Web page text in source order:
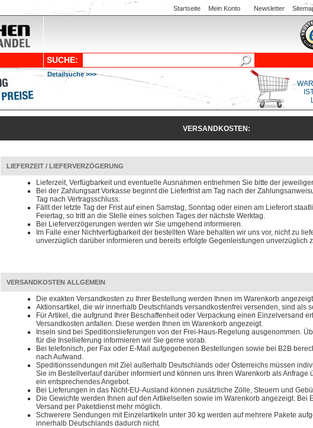
Startseite Mein Konto Newsletter
SUCHE:
Detailsuche >>>
VERSANDKOSTEN:
LIEFERZEIT / LIEFERVERZÖGERUNG
Lieferzeit, Verfügbarkeit und eventuelle Ausnahmen entnehmen Sie bitte der
Bei der Zahlungsart Vorkasse beginnt die Lieferfrist am Tag nach der
Tag nach Vertragsschluss.
Fällt der letzte Tag der Frist auf einen Samstag, Sonntag oder einen am Lieferort
Feiertag, so tritt an die Stelle eines solchen Tages der nächste Werktag.
Bei Lieferverzögerungen werden wir Sie umgehend informieren.
Im Falle einer Nichtverfügbarkeit der bestellten Ware behalten wir uns vor, nicht zu
unverzüglich darüber informieren und bereits erfolgte Gegenleistungen unverzüglich
VERSANDKOSTEN ALLGEMEIN
Die exakten Versandkosten zu Ihrer Bestellung werden Ihnen im Warenkorb
Aktionsartikel, die wir innerhalb Deutschlands versandkostenfrei versenden, sind als
Für Artikel, die aufgrund Ihrer Beschaffenheit oder Verpackung einen Einzelversand
Versandkosten anfallen. Diese werden Ihnen im Warenkorb angezeigt.
Inseln sind bei Speditionslieferungen von der Frei-Haus-Regelung ausgenommen.
für die Insellieferung informieren wir Sie gerne vorab.
Bei telefonisch, per Fax oder E-Mail aufgegebenen Bestellungen sowie bei B2B
nach Aufwand.
Speditionssendungen mit Ziel außerhalb Deutschlands oder Österreichs müssen
Sie im Bestellverlauf darüber informiert und können uns Ihren Warenkorb als Anfrage
ein entsprechendes Angebot.
Bei Lieferungen in das Nicht-EU-Ausland können zusätzliche Zölle, Steuern und
Die Gewichte werden Ihnen auf den Artikelseiten sowie im Warenkorb angezeigt. Bei
Versand per Paketdienst mehr möglich.
Schwerere Sendungen mit Einzelartikeln unter 30 kg werden auf mehrere Pakete
innerhalb Deutschlands dadurch nicht.